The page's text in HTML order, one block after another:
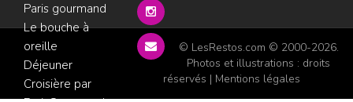
Paris gourmand
Le bouche à
oreille
Déjeuner
Croisière par
© LesRestos.com © 2000-2026.
Photos et illustrations : droits
réservés | Mentions légales